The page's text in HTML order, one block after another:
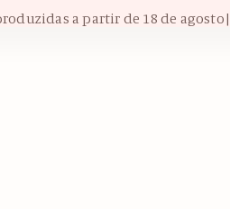
a partir de 18 de agosto|